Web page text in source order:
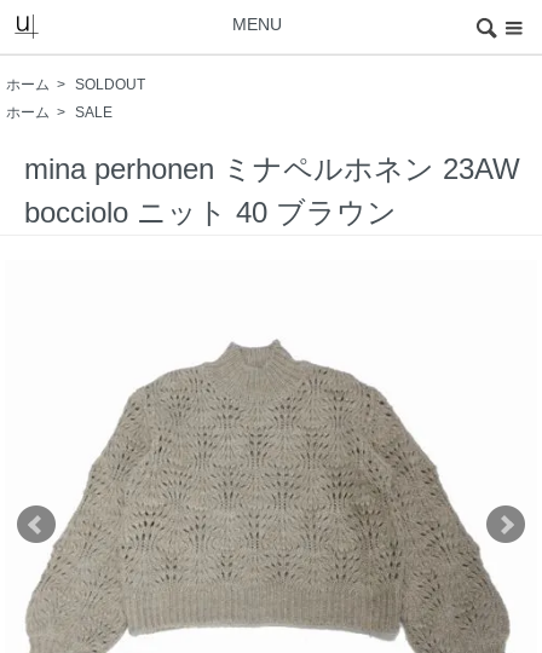
MENU
ホーム > SOLDOUT
ホーム > SALE
mina perhonen ミナペルホネン 23AW
bocciolo ニット 40 ブラウン